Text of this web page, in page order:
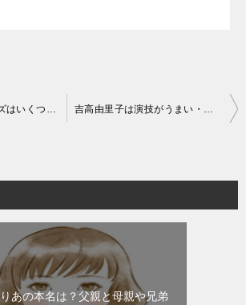
吉高由里子の3サイズはいくつなの？気になる身長と体重は 吉高由里子は演技がうまい・下手？演技力や評判はどうなの
あの本名は？父親と母親や兄弟